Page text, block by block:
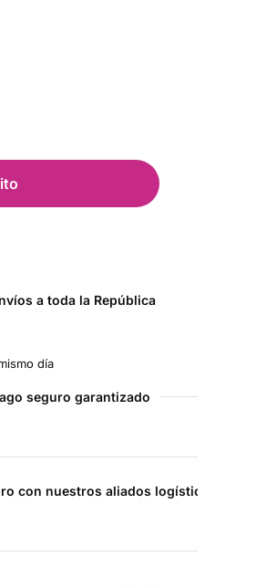
a toda la República
día
seguro garantizado
con nuestros aliados logísticos